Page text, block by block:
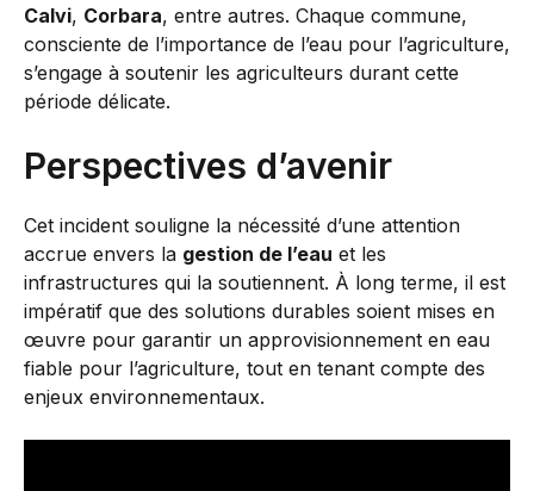
Calvi, Corbara, entre autres. Chaque commune,
consciente de l’importance de l’eau pour l’agriculture,
s’engage à soutenir les agriculteurs durant cette
période délicate.
Perspectives d’avenir
Cet incident souligne la nécessité d’une attention
accrue envers la gestion de l’eau et les
infrastructures qui la soutiennent. À long terme, il est
impératif que des solutions durables soient mises en
œuvre pour garantir un approvisionnement en eau
fiable pour l’agriculture, tout en tenant compte des
enjeux environnementaux.